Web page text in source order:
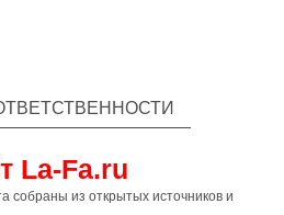
La-Fa.ru
собраны из открытых источников и